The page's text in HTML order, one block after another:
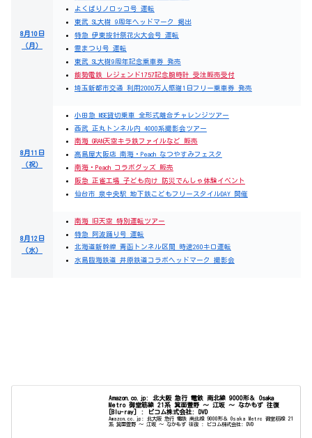
8月10日
（月）
よくばりノロッコ号 運転
東武 SL大樹 9周年ヘッドマーク 掲出
特急 伊東按針祭花火大会号 運転
霊まつり号 運転
東武 SL大樹9周年記念乗車券 発売
能勢電鉄 レジェンド1757記念腕時計 受注販売受付
埼玉新都市交通 利用2000万人感謝1日フリー乗車券 発売
8月11日
（祝）
小田急 MSE貸切乗車 全形式離合チャレンジツアー
西武 正丸トンネル内 4000系撮影会ツアー
南海 GRAN天空キラ鉄ファイルなど 販売
高島屋大阪店 南海・Peach なつやすみフェスタ
南海・Peach コラボグッズ 販売
阪急 正雀工場 子ども向け 防災でんしゃ体験イベント
仙台市 泉中央駅 地下鉄こどもフリースタイルDAY 開催
8月12日
（水）
南海 旧天空 特別運転ツアー
特急 阿波踊り号 運転
北海道新幹線 青函トンネル区間 時速260キロ運転
水島臨海鉄道 井原鉄道コラボヘッドマーク 撮影会
Amazon.co.jp: 北大阪 急行 電鉄 南北線 9000形＆ Osaka
Metro 御堂筋線 21系 箕面萱野 ～ 江坂 ～ なかもず 往復
[Blu-ray] : ビコム株式会社: DVD
Amazon.co.jp: 北大阪 急行 電鉄 南北線 9000形＆ Osaka Metro 御堂筋線 21
系 箕面萱野 ～ 江坂 ～ なかもず 往復 : ビコム株式会社: DVD